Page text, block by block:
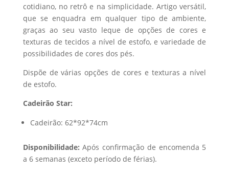
cotidiano, no retrô e na simplicidade. Artigo versátil,
que se enquadra em qualquer tipo de ambiente,
graças ao seu vasto leque de opções de cores e
texturas de tecidos a nível de estofo, e variedade de
possibilidades de cores dos pés.
Dispõe de várias opções de cores e texturas a nível
de estofo.
Cadeirão Star:
Cadeirão: 62*92*74cm
Disponibilidade: Após confirmação de encomenda 5
a 6 semanas (exceto período de férias).